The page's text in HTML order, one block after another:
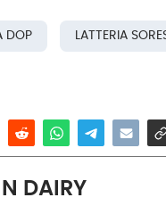
DOP LATTERIA
DAIRY